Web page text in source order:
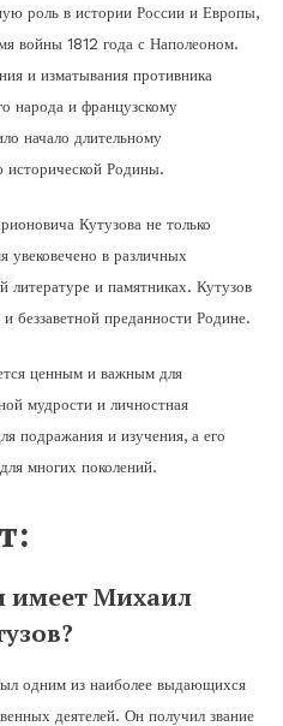
роль в истории России и Европы,
войны 1812 года с Наполеоном.
и изматывания противника
народа и французскому
начало длительному
исторической Родины.
Кутузова не только
увековечено в различных
литературе и памятниках. Кутузов
беззаветной преданности Родине.
ценным и важным для
мудрости и личностная
подражания и изучения, а его
многих поколений.
имеет Михаил
одним из наиболее выдающихся
деятелей. Он получил звание